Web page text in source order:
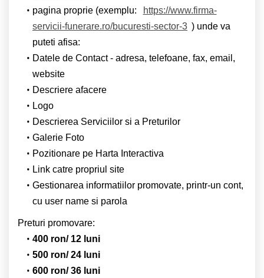
pagina proprie (exemplu:
https://www.firma-
servicii-funerare.ro/bucuresti-sector-3 ) unde va
puteti afisa:
Datele de Contact - adresa, telefoane, fax, email,
website
Descriere afacere
Logo
Descrierea Serviciilor si a Preturilor
Galerie Foto
Pozitionare pe Harta Interactiva
Link catre propriul site
Gestionarea informatiilor promovate, printr-un cont,
cu user name si parola
Preturi promovare:
400 ron/ 12 luni
500 ron/ 24 luni
600 ron/ 36 luni